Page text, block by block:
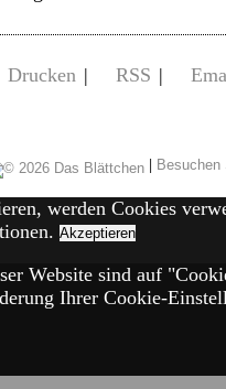
Drucken | RSS |
|
werden Cookies
Akzeptieren
Website sind auf
Ihrer Cookie-